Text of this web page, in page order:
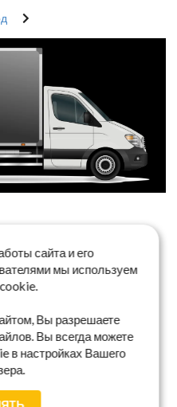
сайта и его
мы используем
Вы разрешаете
Вы всегда можете
в настройках Вашего